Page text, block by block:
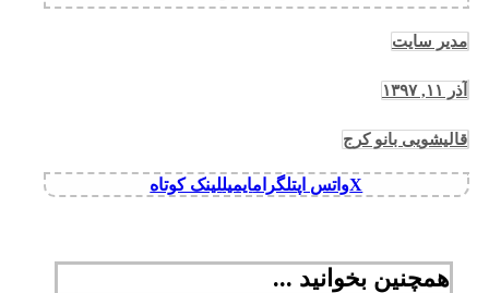
مدیر سایت
آذر ۱۱, ۱۳۹۷
قالیشویی بانو کرج
Xواتس اپتلگرامایمیللینک کوتاه
همچنین بخوانید ...